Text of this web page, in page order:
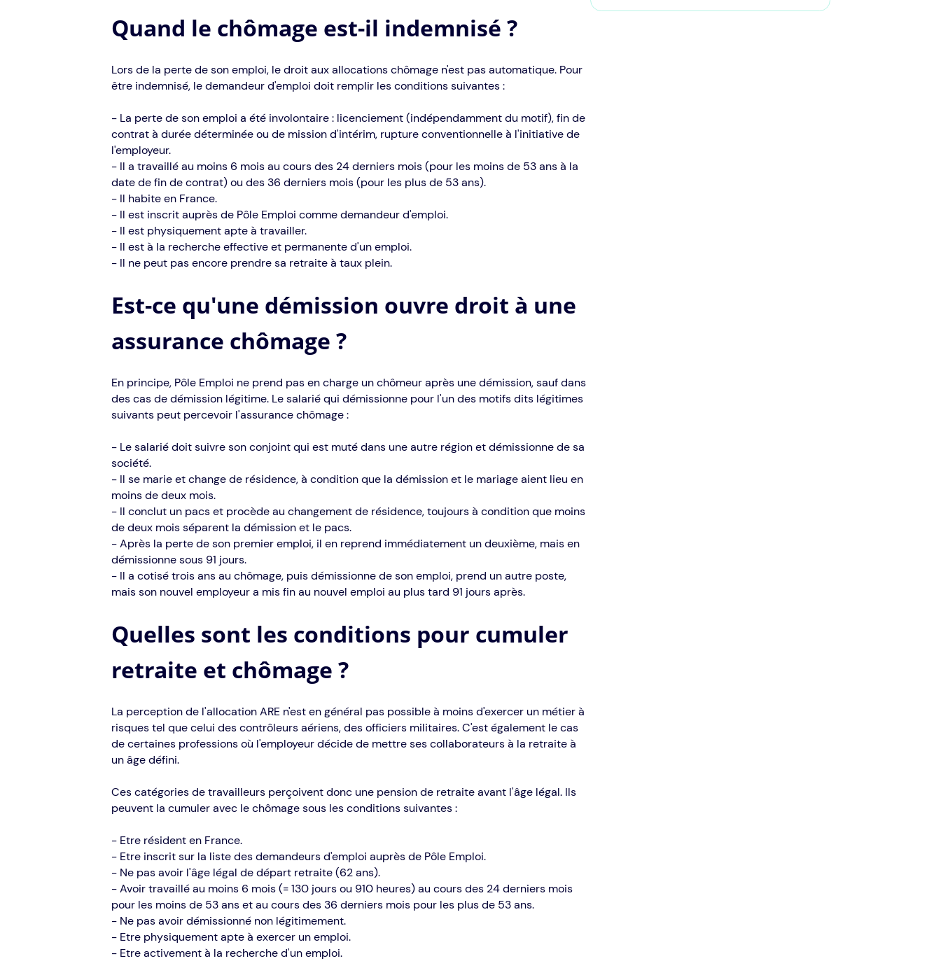
Quand le chômage est-il indemnisé ?
Lors de la perte de son emploi, le droit aux allocations chômage n'est pas automatique. Pour
être indemnisé, le demandeur d'emploi doit remplir les conditions suivantes :
- La perte de son emploi a été involontaire : licenciement (indépendamment du motif), fin de
contrat à durée déterminée ou de mission d'intérim, rupture conventionnelle à l'initiative de
l'employeur.
- Il a travaillé au moins 6 mois au cours des 24 derniers mois (pour les moins de 53 ans à la
date de fin de contrat) ou des 36 derniers mois (pour les plus de 53 ans).
- Il habite en France.
- Il est inscrit auprès de Pôle Emploi comme demandeur d'emploi.
- Il est physiquement apte à travailler.
- Il est à la recherche effective et permanente d'un emploi.
- Il ne peut pas encore prendre sa retraite à taux plein.
Est-ce qu'une démission ouvre droit à une
assurance chômage ?
En principe, Pôle Emploi ne prend pas en charge un chômeur après une démission, sauf dans
des cas de démission légitime. Le salarié qui démissionne pour l'un des motifs dits légitimes
suivants peut percevoir l'assurance chômage :
- Le salarié doit suivre son conjoint qui est muté dans une autre région et démissionne de sa
société.
- Il se marie et change de résidence, à condition que la démission et le mariage aient lieu en
moins de deux mois.
- Il conclut un pacs et procède au changement de résidence, toujours à condition que moins
de deux mois séparent la démission et le pacs.
- Après la perte de son premier emploi, il en reprend immédiatement un deuxième, mais en
démissionne sous 91 jours.
- Il a cotisé trois ans au chômage, puis démissionne de son emploi, prend un autre poste,
mais son nouvel employeur a mis fin au nouvel emploi au plus tard 91 jours après.
Quelles sont les conditions pour cumuler
retraite et chômage ?
La perception de l'allocation ARE n'est en général pas possible à moins d'exercer un métier à
risques tel que celui des contrôleurs aériens, des officiers militaires. C'est également le cas
de certaines professions où l'employeur décide de mettre ses collaborateurs à la retraite à
un âge défini.
Ces catégories de travailleurs perçoivent donc une pension de retraite avant l'âge légal. Ils
peuvent la cumuler avec le chômage sous les conditions suivantes :
- Être résident en France.
- Être inscrit sur la liste des demandeurs d'emploi auprès de Pôle Emploi.
- Ne pas avoir l'âge légal de départ retraite (62 ans).
- Avoir travaillé au moins 6 mois (= 130 jours ou 910 heures) au cours des 24 derniers mois
pour les moins de 53 ans et au cours des 36 derniers mois pour les plus de 53 ans.
- Ne pas avoir démissionné non légitimement.
- Être physiquement apte à exercer un emploi.
- Être activement à la recherche d'un emploi.